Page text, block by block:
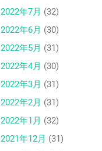
2022年7月 (32)
2022年6月 (30)
2022年5月 (31)
2022年4月 (30)
2022年3月 (31)
2022年2月 (31)
2022年1月 (32)
2021年12月 (31)